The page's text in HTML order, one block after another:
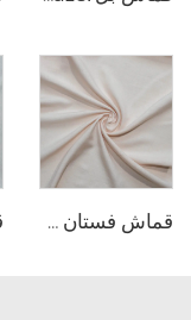
قماش فستان من الليوسيل 100% يشبه الكتان